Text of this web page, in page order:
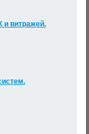
и витражей.